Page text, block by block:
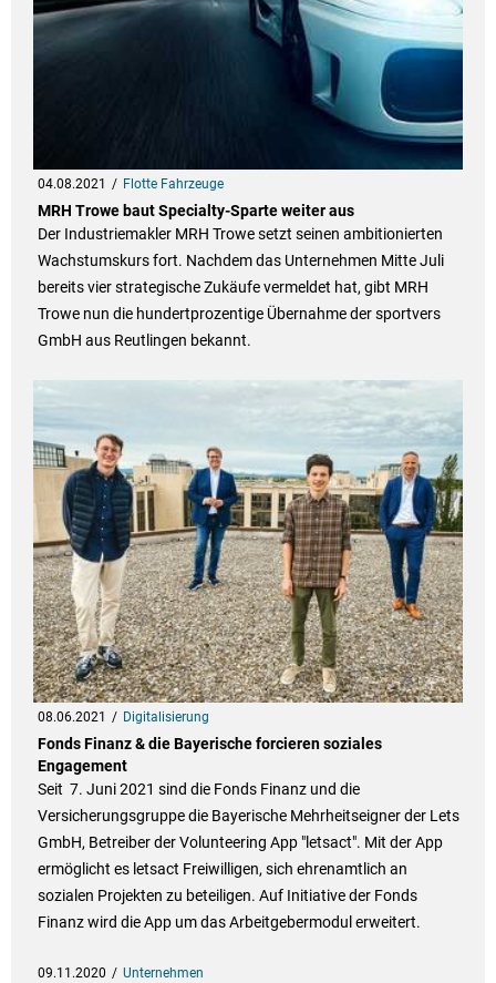
04.08.2021 Flotte Fahrzeuge
MRH Trowe baut Specialty-Sparte weiter aus
Der Industriemakler MRH Trowe setzt seinen ambitionierten
Wachstumskurs fort. Nachdem das Unternehmen Mitte Juli
bereits vier strategische Zukäufe vermeldet hat, gibt MRH
Trowe nun die hundertprozentige Übernahme der sportvers
GmbH aus Reutlingen bekannt.
08.06.2021 Digitalisierung
Fonds Finanz & die Bayerische forcieren soziales
Engagement
Seit 7. Juni 2021 sind die Fonds Finanz und die
Versicherungsgruppe die Bayerische Mehrheitseigner der Lets
GmbH, Betreiber der Volunteering App "letsact". Mit der App
ermöglicht es letsact Freiwilligen, sich ehrenamtlich an
sozialen Projekten zu beteiligen. Auf Initiative der Fonds
Finanz wird die App um das Arbeitgebermodul erweitert.
09.11.2020 Unternehmen